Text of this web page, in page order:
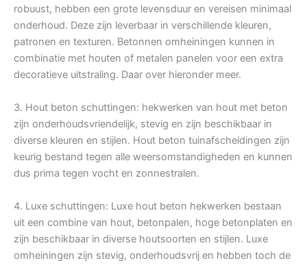
robuust, hebben een grote levensduur en vereisen minimaal
onderhoud. Deze zijn leverbaar in verschillende kleuren,
patronen en texturen. Betonnen omheiningen kunnen in
combinatie met houten of metalen panelen voor een extra
decoratieve uitstraling. Daar over hieronder meer.
3. Hout beton schuttingen: hekwerken van hout met beton
zijn onderhoudsvriendelijk, stevig en zijn beschikbaar in
diverse kleuren en stijlen. Hout beton tuinafscheidingen zijn
keurig bestand tegen alle weersomstandigheden en kunnen
dus prima tegen vocht en zonnestralen.
4. Luxe schuttingen: Luxe hout beton hekwerken bestaan
uit een combine van hout, betonpalen, hoge betonplaten en
zijn beschikbaar in diverse houtsoorten en stijlen. Luxe
omheiningen zijn stevig, onderhoudsvrij en hebben toch de